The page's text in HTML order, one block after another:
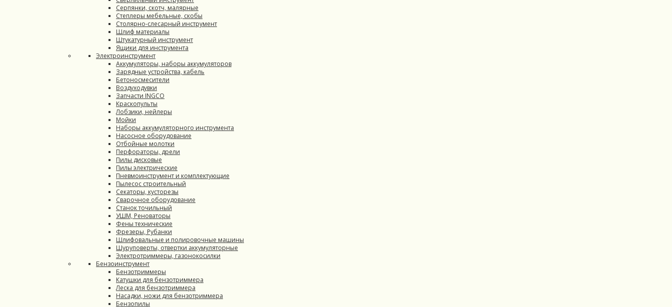
Серпянки, скотч, малярные
Степлеры мебельные, скобы
Столярно-слесарный инструмент
Шлиф материалы
Штукатурный инструмент
Ящики для инструмента
Электроинструмент
Аккумуляторы, наборы аккумуляторов
Зарядные устройства, кабель
Бетоносмесители
Воздуходувки
Запчасти INGCO
Краскопульты
Лобзики, нейлеры
Мойки
Наборы аккумуляторного инструмента
Насосное оборудование
Отбойные молотки
Перфораторы, дрели
Пилы дисковые
Пилы электрические
Пневмоинструмент и комплектующие
Пылесос строительный
Секаторы, кусторезы
Сварочное оборудование
Станок точильный
УШМ, Реноваторы
Фены технические
Фрезеры, Рубанки
Шлифовальные и полировочные машины
Шуруповерты, отвертки аккумуляторные
Электротриммеры, газонокосилки
Бензоинструмент
Бензотриммеры
Катушки для бензотриммера
Леска для бензотриммера
Насадки, ножи для бензотриммера
Бензопилы